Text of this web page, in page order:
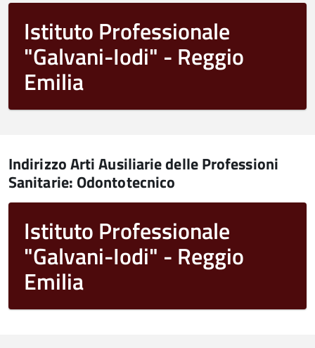
Istituto Professionale
"Galvani-Iodi" - Reggio
Emilia
Indirizzo Arti Ausiliarie delle Professioni
Sanitarie: Odontotecnico
Istituto Professionale
"Galvani-Iodi" - Reggio
Emilia